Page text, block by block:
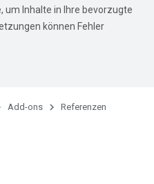
um Inhalte in Ihre bevorzugte
können Fehler
Add-ons Referenzen